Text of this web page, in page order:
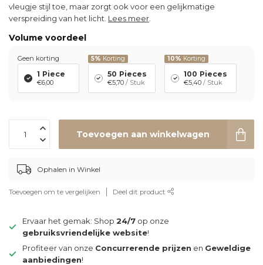
vleugje stijl toe, maar zorgt ook voor een gelijkmatige
verspreiding van het licht. Lees meer
Volume voordeel
Geen korting
1 Piece
€6,00
5% Korting
50 Pieces
€5,70 / Stuk
10% Korting
100 Pieces
€5,40 / Stuk
Toevoegen aan winkelwagen
Ophalen in Winkel
Toevoegen om te vergelijken Deel dit product
Ervaar het gemak: Shop 24/7 op onze
gebruiksvriendelijke website!
Profiteer van onze Concurrerende prijzen en Geweldige
aanbiedingen!